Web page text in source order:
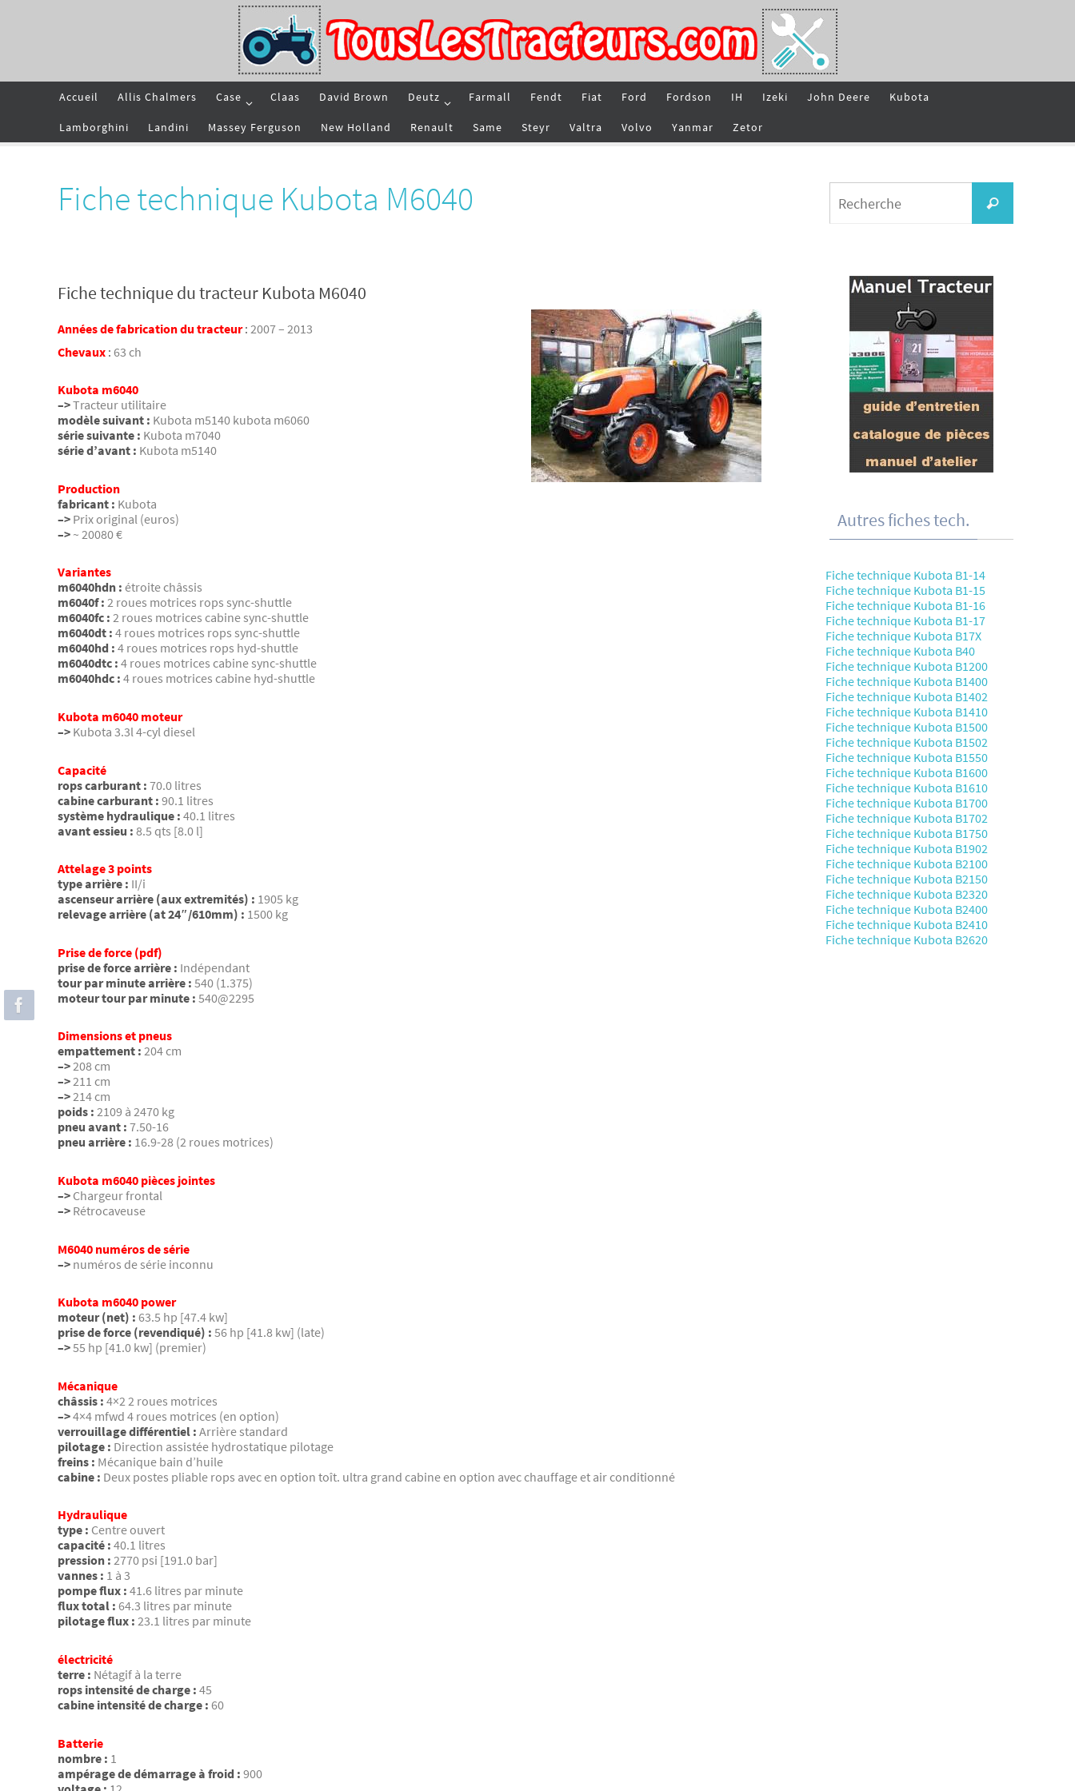
Accueil Allis Chalmers Case Claas David Brown Deutz Farmall Fendt Fiat Ford Fordson IH Izeki John Deere Kubota
Lamborghini Landini Massey Ferguson New Holland Renault Same Steyr Valtra Volvo Yanmar Zetor
Fiche technique Kubota M6040
Fiche technique du tracteur Kubota M6040
Années de fabrication du tracteur: 2007 – 2013
Chevaux : 63 ch
Kubota m6040
–>Tracteur utilitaire
modèle suivant : Kubota m5140 kubota m6060
série suivante : Kubota m7040
série d’avant : Kubota m5140
Production
fabricant : Kubota
–> Prix original (euros)
–> ~ 20080 €
Variantes
m6040hdn : étroite châssis
m6040f : 2 roues motrices rops sync-shuttle
m6040fc : 2 roues motrices cabine sync-shuttle
m6040dt : 4 roues motrices rops sync-shuttle
m6040hd : 4 roues motrices rops hyd-shuttle
m6040dtc : 4 roues motrices cabine sync-shuttle
m6040hdc : 4 roues motrices cabine hyd-shuttle
Kubota m6040 moteur
–> Kubota 3.3l 4-cyl diesel
Capacité
rops carburant : 70.0 litres
cabine carburant : 90.1 litres
système hydraulique : 40.1 litres
avant essieu : 8.5 qts [8.0 l]
Attelage 3 points
type arrière : II/i
ascenseur arrière (aux extremités) : 1905 kg
relevage arrière (at 24″/610mm) : 1500 kg
Prise de force (pdf)
prise de force arrière : Indépendant
tour par minute arrière : 540 (1.375)
moteur tour par minute : 540@2295
Dimensions et pneus
empattement : 204 cm
–>208 cm
–>211 cm
–>214 cm
poids : 2109 à 2470 kg
pneu avant : 7.50-16
pneu arrière : 16.9-28 (2 roues motrices)
Kubota m6040 pièces jointes
–> Chargeur frontal
–> Rétrocaveuse
M6040 numéros de série
–> numéros de série inconnu
Kubota m6040 power
moteur (net) : 63.5 hp [47.4 kw]
prise de force (revendiqué) : 56 hp [41.8 kw] (late)
–>55 hp [41.0 kw] (premier)
Mécanique
châssis : 4×2 2 roues motrices
–>4×4 mfwd 4 roues motrices (en option)
verrouillage différentiel : Arrière standard
pilotage : Direction assistée hydrostatique pilotage
freins : Mécanique bain d’huile
cabine : Deux postes pliable rops avec en option toît. ultra grand cabine en option avec chauffage et air conditionné
Hydraulique
type : Centre ouvert
capacité : 40.1 litres
pression : 2770 psi [191.0 bar]
vannes : 1 à 3
pompe flux : 41.6 litres par minute
flux total : 64.3 litres par minute
pilotage flux : 23.1 litres par minute
électricité
terre : Nétagif à la terre
rops intensité de charge : 45
cabine intensité de charge : 60
Batterie
nombre : 1
ampérage de démarrage à froid : 900
Recherche
Autres fiches tech.
Fiche technique Kubota B1-14
Fiche technique Kubota B1-15
Fiche technique Kubota B1-16
Fiche technique Kubota B1-17
Fiche technique Kubota B17X
Fiche technique Kubota B40
Fiche technique Kubota B1200
Fiche technique Kubota B1400
Fiche technique Kubota B1402
Fiche technique Kubota B1410
Fiche technique Kubota B1500
Fiche technique Kubota B1502
Fiche technique Kubota B1550
Fiche technique Kubota B1600
Fiche technique Kubota B1610
Fiche technique Kubota B1700
Fiche technique Kubota B1702
Fiche technique Kubota B1750
Fiche technique Kubota B1902
Fiche technique Kubota B2100
Fiche technique Kubota B2150
Fiche technique Kubota B2320
Fiche technique Kubota B2400
Fiche technique Kubota B2410
Fiche technique Kubota B2620